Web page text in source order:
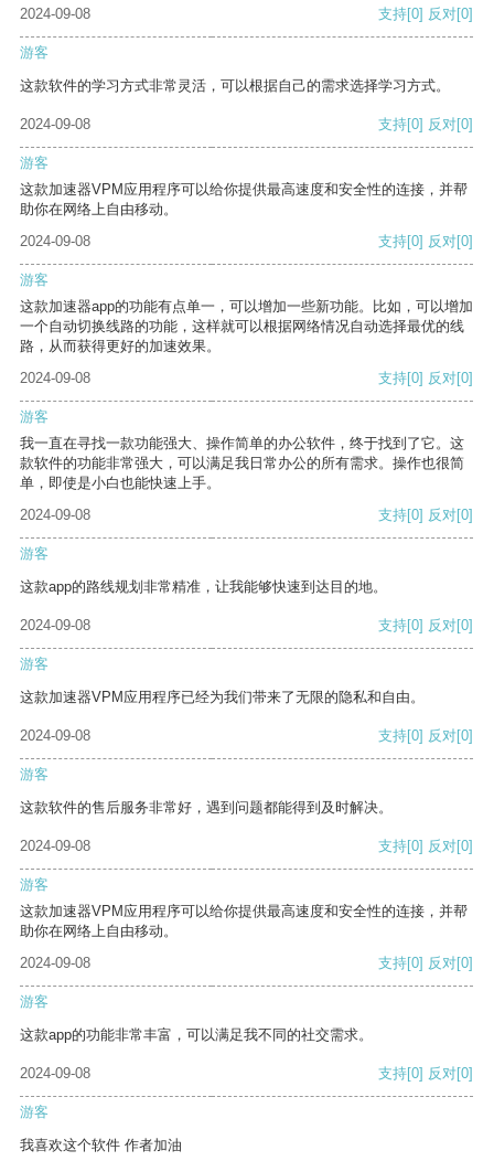
2024-09-08
支持[0] 反对[0]
游客
这款软件的学习方式非常灵活，可以根据自己的需求选择学习方式。
2024-09-08 支持[0] 反对[0]
游客
这款加速器VPM应用程序可以给你提供最高速度和安全性的连接，并帮
助你在网络上自由移动。
2024-09-08
支持[0] 反对[0]
游客
这款加速器app的功能有点单一，可以增加一些新功能。比如，可以增加
一个自动切换线路的功能，这样就可以根据网络情况自动选择最优的线
路，从而获得更好的加速效果。
2024-09-08
支持[0] 反对[0]
游客
我一直在寻找一款功能强大、操作简单的办公软件，终于找到了它。这
款软件的功能非常强大，可以满足我日常办公的所有需求。操作也很简
单，即使是小白也能快速上手。
2024-09-08
支持[0] 反对[0]
游客
这款app的路线规划非常精准，让我能够快速到达目的地。
2024-09-08 支持[0] 反对[0]
游客
这款加速器VPM应用程序已经为我们带来了无限的隐私和自由。
2024-09-08 支持[0] 反对[0]
游客
这款软件的售后服务非常好，遇到问题都能得到及时解决。
2024-09-08 支持[0] 反对[0]
游客
这款加速器VPM应用程序可以给你提供最高速度和安全性的连接，并帮
助你在网络上自由移动。
2024-09-08
支持[0] 反对[0]
游客
这款app的功能非常丰富，可以满足我不同的社交需求。
2024-09-08 支持[0] 反对[0]
游客
我喜欢这个软件 作者加油